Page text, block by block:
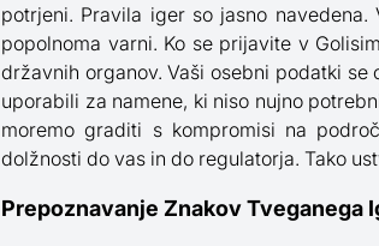
potrjeni. Pravila iger so jasno
popolnoma varni. Ko se prijavite v
državnih organov. Vaši osebni podatki se
uporabili za namene, ki niso nujno
moremo graditi s kompromisi na
dolžnosti do vas in do regulatorja. Tako
Prepoznavanje Znakov Tveganega